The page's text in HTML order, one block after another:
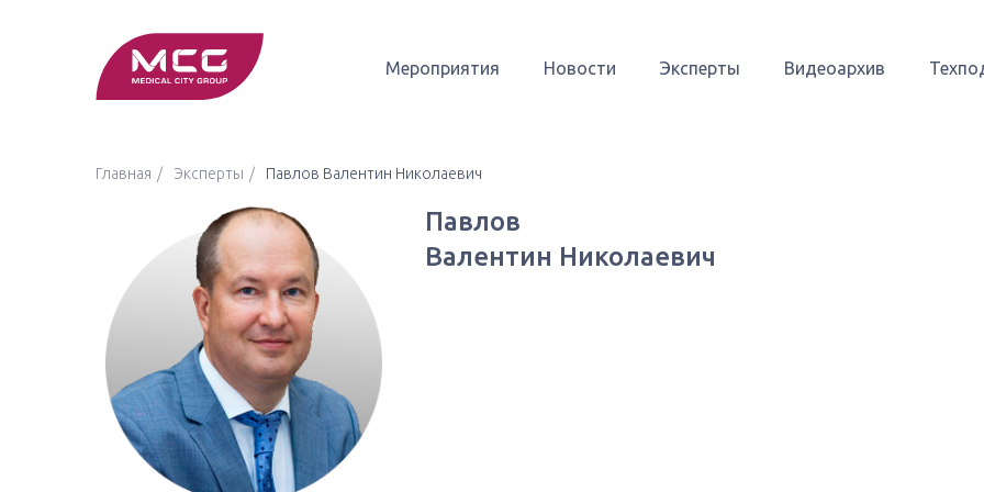
Мероприятия Новости Эксперты Видеоархив
Главная Эксперты Павлов Валентин Николаевич
Павлов
Валентин Николаевич